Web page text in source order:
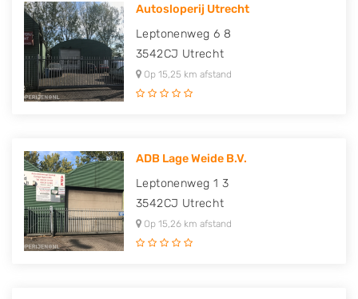
Autosloperij Utrecht
Leptonenweg 6 8
3542CJ Utrecht
Op 15,25 km afstand
ADB Lage Weide B.V.
Leptonenweg 1 3
3542CJ Utrecht
Op 15,26 km afstand